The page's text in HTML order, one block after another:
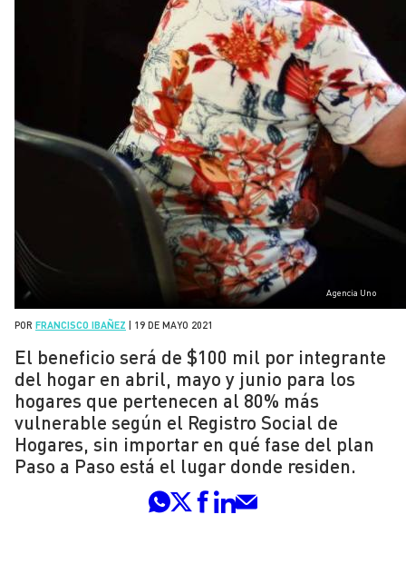
Agencia Uno
POR FRANCISCO IBAÑEZ 19 DE MAYO 2021
El beneficio será de $100 mil por integrante
del hogar en abril, mayo y junio para los
hogares que pertenecen al 80% más
vulnerable según el Registro Social de
Hogares, sin importar en qué fase del plan
Paso a Paso está el lugar donde residen.